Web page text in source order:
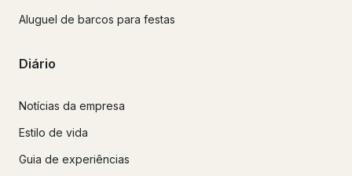
Aluguel de barcos para festas
Diário
Notícias da empresa
Estilo de vida
Guia de experiências